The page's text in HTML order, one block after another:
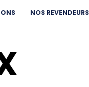
NOS REVENDEURS